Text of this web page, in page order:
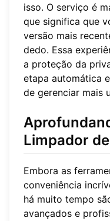
isso. O serviço é
que significa que
versão mais
dedo. Essa
a proteção da
etapa automática
de gerenciar mais
Limpador
Embora as
conveniência
há muito tempo
avançados e